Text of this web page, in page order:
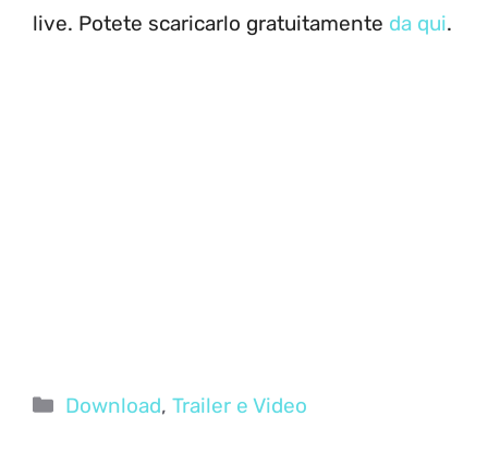
live. Potete scaricarlo gratuitamente da qui.
Categorie
Download,Trailer e Video